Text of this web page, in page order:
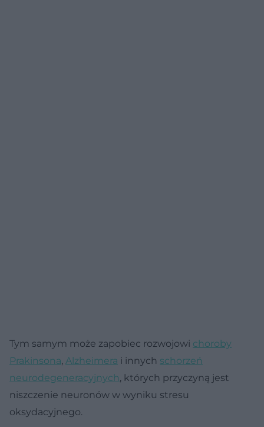
Tym samym może zapobiec rozwojowi choroby
Prakinsona, Alzheimera i innych schorzeń
neurodegeneracyjnych, których przyczyną jest
niszczenie neuronów w wyniku stresu
oksydacyjnego.